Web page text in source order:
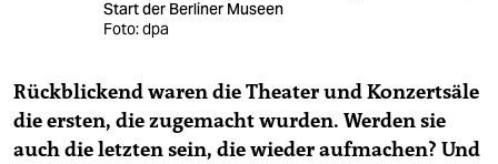
Start der Berliner Museen
Foto: dpa
Rückblickend waren die Theater und Konzertsäle
die ersten, die zugemacht wurden. Werden sie
auch die letzten sein, die wieder aufmachen? Und